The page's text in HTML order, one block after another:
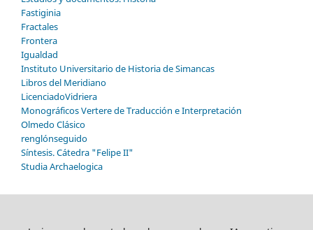
Fastiginia
Fractales
Frontera
Igualdad
Instituto Universitario de Historia de Simancas
Libros del Meridiano
LicenciadoVidriera
Monográficos Vertere de Traducción e Interpretación
Olmedo Clásico
renglónseguido
Síntesis. Cátedra "Felipe II"
Studia Archaelogica